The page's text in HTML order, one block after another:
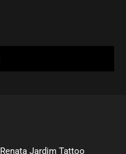
Renata Jardim Tattoo